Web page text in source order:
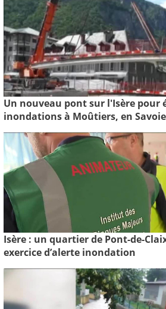
Un nouveau pont sur l'Isère pour
inondations à Moûtiers, en Savoie
Isère : un quartier de Pont-de-
exercice d’alerte inondation